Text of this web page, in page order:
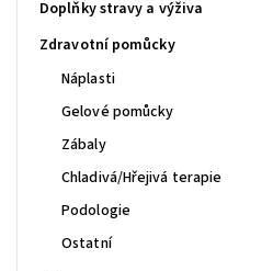
Doplňky stravy a výživa
Zdravotní pomůcky
Náplasti
Gelové pomůcky
Zábaly
Chladivá/Hřejivá terapie
Podologie
Ostatní